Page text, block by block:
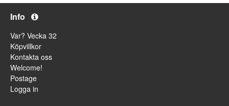
Info
Var? Vecka 32
Köpvillkor
Kontakta oss
Welcome!
Postage
Logga in